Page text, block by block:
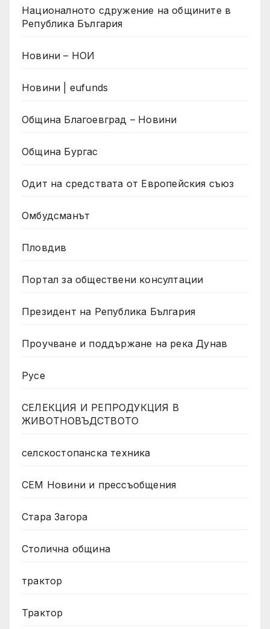
Националното сдружение на общините в
Република България
Новини – НОИ
Новини | eufunds
Община Благоевград – Новини
Община Бургас
Одит на средствата от Европейския съюз
Омбудсманът
Пловдив
Портал за обществени консултации
Президент на Република България
Проучване и поддържане на река Дунав
Русе
СЕЛЕКЦИЯ И РЕПРОДУКЦИЯ В
ЖИВОТНОВЪДСТВОТО
селскостопанска техника
СЕМ Новини и прессъобщения
Стара Загора
Столична община
трактор
Трактор